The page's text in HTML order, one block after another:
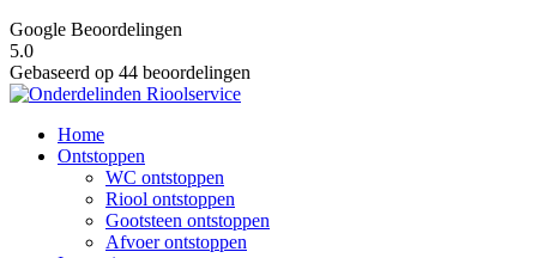
Google Beoordelingen
5.0
Gebaseerd op 44 beoordelingen
Home
Ontstoppen
WC ontstoppen
Riool ontstoppen
Gootsteen ontstoppen
Afvoer ontstoppen